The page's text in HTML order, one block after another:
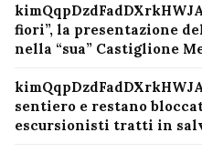
fiori”, la presentazione
nella “sua” Castiglione
sentiero e restano
escursionisti tratti in